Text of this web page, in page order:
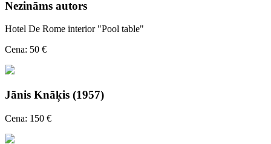
Nezināms autors
Hotel De Rome interior "Pool table"
Cena: 50 €
Jānis Knāķis (1957)
Cena: 150 €